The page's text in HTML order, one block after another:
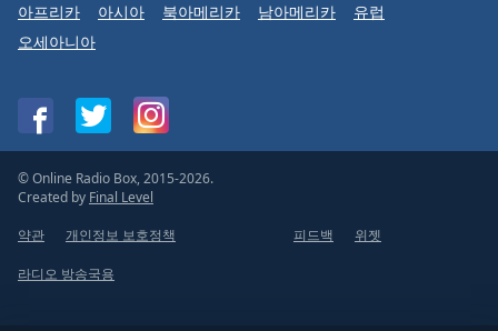
아프리카 아시아 북아메리카 남아메리카
유럽
오세아니아
© Online Radio Box, 2015-2026.
Created by Final Level
약관
개인정보 보호정책 피드백 위젯
라디오 방송국용